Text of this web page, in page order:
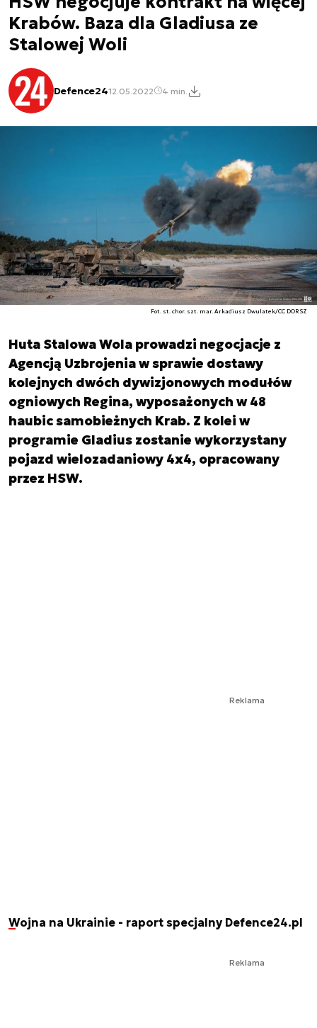
Krabów. Baza dla Gladiusa ze
Stalowej Woli
Defence2412.05.2022 4 min.
Fot. st. chor. szt. mar. Arkadiusz Dwulatek/CC DORSZ
Huta Stalowa Wola prowadzi negocjacje z
Agencją Uzbrojenia w sprawie dostawy
kolejnych dwóch dywizjonowych modułów
ogniowych Regina, wyposażonych w 48
haubic samobieżnych Krab. Z kolei w
programie Gladius zostanie wykorzystany
pojazd wielozadaniowy 4x4, opracowany
przez HSW.
Reklama
Wojna na Ukrainie - raport specjalny Defence24.pl
Reklama